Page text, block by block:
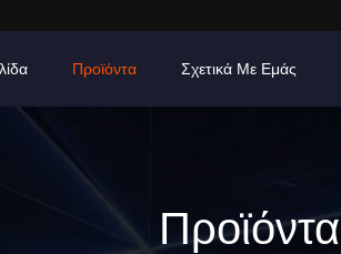
Προϊόντα Σχετικά Με Εμάς
Προϊόντα